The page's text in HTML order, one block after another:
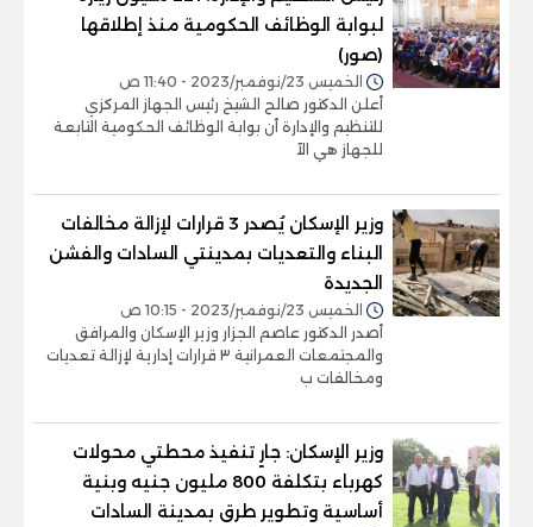
لبوابة الوظائف الحكومية منذ إطلاقها
(صور)
الخميس 23/نوفمبر/2023 - 11:40 ص
أعلن الدكتور صالح الشيخ رئيس الجهاز المركزي
للتنظيم والإدارة أن بوابة الوظائف الحكومية التابعة
للجهاز هي الآ
وزير الإسكان يُصدر 3 قرارات لإزالة مخالفات
البناء والتعديات بمدينتي السادات والفشن
الجديدة
الخميس 23/نوفمبر/2023 - 10:15 ص
أصدر الدكتور عاصم الجزار وزير الإسكان والمرافق
والمجتمعات العمرانية ٣ قرارات إدارية لإزالة تعديات
ومخالفات ب
وزير الإسكان: جارٍ تنفيذ محطتي محولات
كهرباء بتكلفة 800 مليون جنيه وبنية
أساسية وتطوير طرق بمدينة السادات